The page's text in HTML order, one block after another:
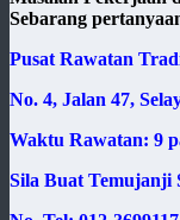
Sebarang
Pusat Rawatan
No. 4, Jalan 47,
Waktu Rawatan: 9
Sila Buat Temujanji